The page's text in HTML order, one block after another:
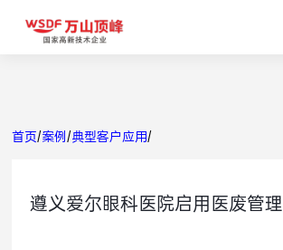
首页/案例/典型客户应用/
遵义爱尔眼科医院启用医废管